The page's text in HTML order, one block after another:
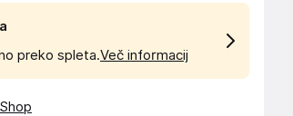
preko spleta.Več informacij